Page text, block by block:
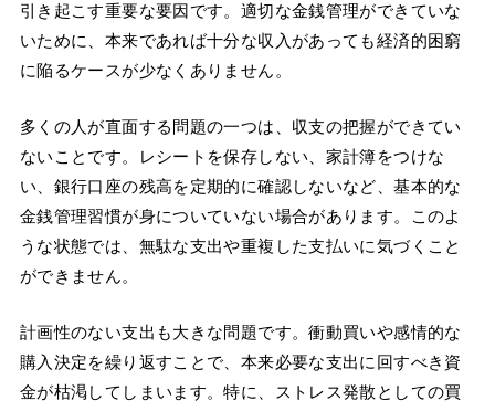
引き起こす重要な要因です。適切な金銭管理ができていな
いために、本来であれば十分な収入があっても経済的困窮
に陥るケースが少なくありません。
多くの人が直面する問題の一つは、収支の把握ができてい
ないことです。レシートを保存しない、家計簿をつけな
い、銀行口座の残高を定期的に確認しないなど、基本的な
金銭管理習慣が身についていない場合があります。このよ
うな状態では、無駄な支出や重複した支払いに気づくこと
ができません。
計画性のない支出も大きな問題です。衝動買いや感情的な
購入決定を繰り返すことで、本来必要な支出に回すべき資
金が枯渇してしまいます。特に、ストレス発散としての買